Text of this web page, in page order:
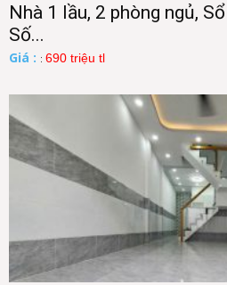
Nhà 1 lầu, 2 phòng ngủ,
Số...
Giá : : 690 triệu tl